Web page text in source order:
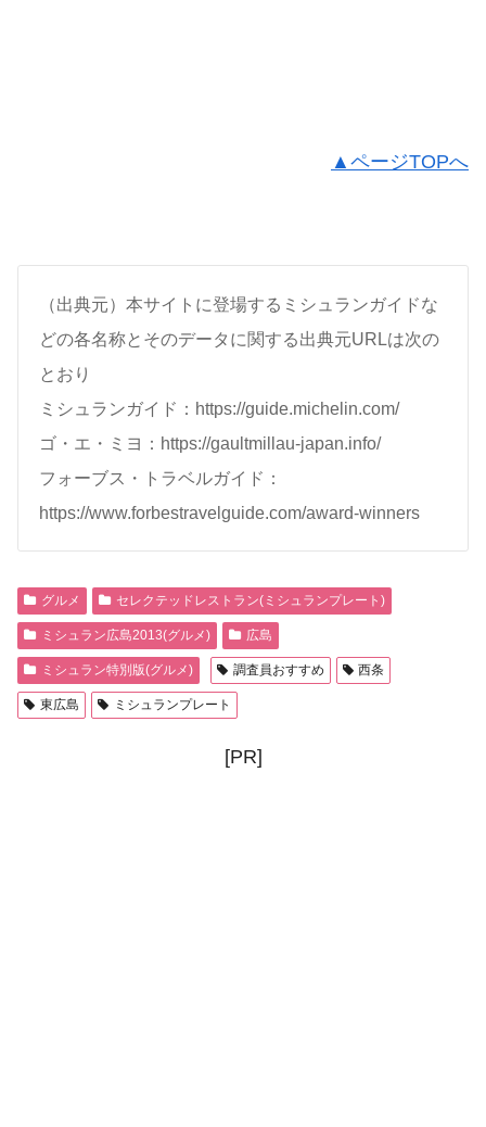
▲ページTOPへ
（出典元）本サイトに登場するミシュランガイドな
どの各名称とそのデータに関する出典元URLは次の
とおり
ミシュランガイド：https://guide.michelin.com/
ゴ・エ・ミヨ：https://gaultmillau-japan.info/
フォーブス・トラベルガイド：
https://www.forbestravelguide.com/award-winners
グルメ セレクテッドレストラン(ミシュランプレート)
ミシュラン広島2013(グルメ) 広島
ミシュラン特別版(グルメ) 調査員おすすめ 西条
東広島 ミシュランプレート
[PR]